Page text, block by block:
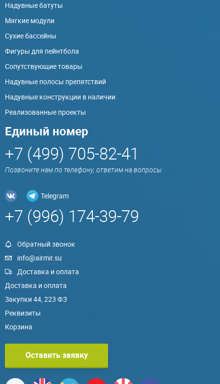
Надувные батуты
Мягкие модули
Сухие бассейны
Фигуры для пейнтбола
Сопутствующие товары
Надувные полосы препятствий
Надувные конструкции в наличии
Реализованные проекты
Единый номер
+7 (499) 705-82-41
Позвоните нам по телефону, ответим на вопросы
Telegram
+7 (996) 174-39-79
Обратный звонок
info@airmir.su
Доставка и оплата
Доставка и оплата
Закупки 44, 223 ФЗ
Реквизиты
Корзина
Оставить заявку